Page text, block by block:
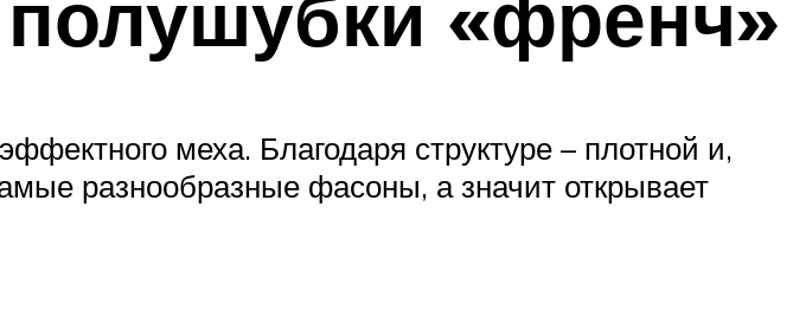
меха. Благодаря структуре – плотной и,
разнообразные фасоны, а значит открывает